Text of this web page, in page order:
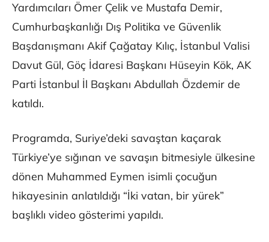
Yardımcıları Ömer Çelik ve Mustafa Demir,
Cumhurbaşkanlığı Dış Politika ve Güvenlik
Başdanışmanı Akif Çağatay Kılıç, İstanbul Valisi
Davut Gül, Göç İdaresi Başkanı Hüseyin Kök, AK
Parti İstanbul İl Başkanı Abdullah Özdemir de
katıldı.
Programda, Suriye’deki savaştan kaçarak
Türkiye’ye sığınan ve savaşın bitmesiyle ülkesine
dönen Muhammed Eymen isimli çocuğun
hikayesinin anlatıldığı “İki vatan, bir yürek”
başlıklı video gösterimi yapıldı.